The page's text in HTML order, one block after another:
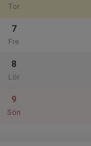
Tor
7
Fre
8
Lör
9
Sön